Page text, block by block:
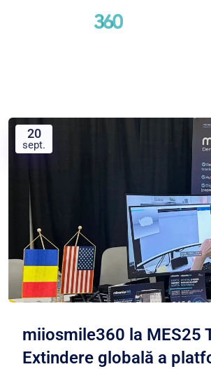
20
sept.
miiosmile360 la MES25
Extindere globală a